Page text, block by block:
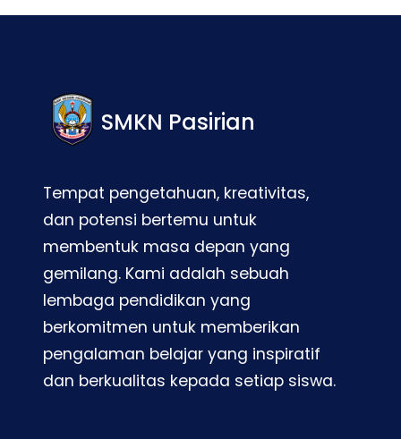
SMKN Pasirian
Tempat pengetahuan, kreativitas,
dan potensi bertemu untuk
membentuk masa depan yang
gemilang. Kami adalah sebuah
lembaga pendidikan yang
berkomitmen untuk memberikan
pengalaman belajar yang inspiratif
dan berkualitas kepada setiap siswa.